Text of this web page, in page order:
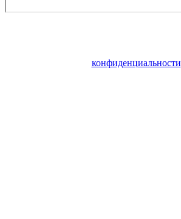
конфиденциальности